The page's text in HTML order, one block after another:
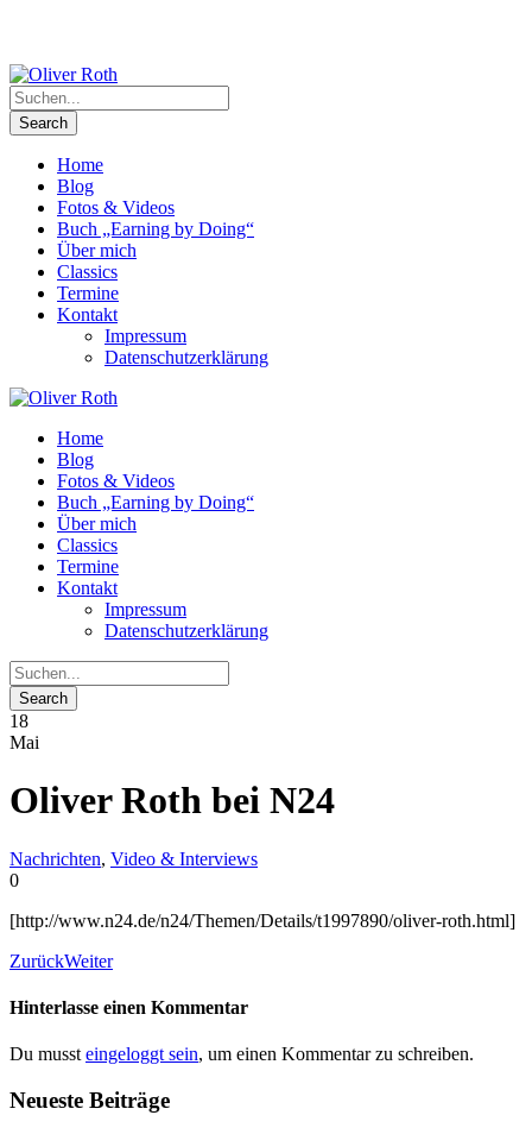
Home
Blog
Fotos & Videos
Buch „Earning by Doing“
Über mich
Classics
Termine
Kontakt
Impressum
Datenschutzerklärung
Home
Blog
Fotos & Videos
Buch „Earning by Doing“
Über mich
Classics
Termine
Kontakt
Impressum
Datenschutzerklärung
18
Mai
Oliver Roth bei N24
Nachrichten, Video & Interviews
0
[http://www.n24.de/n24/Themen/Details/t1997890/oliver-roth.html]
ZurückWeiter
Hinterlasse einen Kommentar
Du mussteingeloggt sein, um einen Kommentar zu schreiben.
Neueste Beiträge